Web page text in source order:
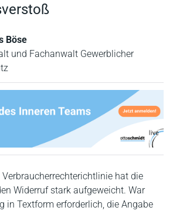
Böse
und Fachanwalt Gewerblicher
hat die
Widerruf stark aufgeweicht. War
in Textform erforderlich, die Angabe